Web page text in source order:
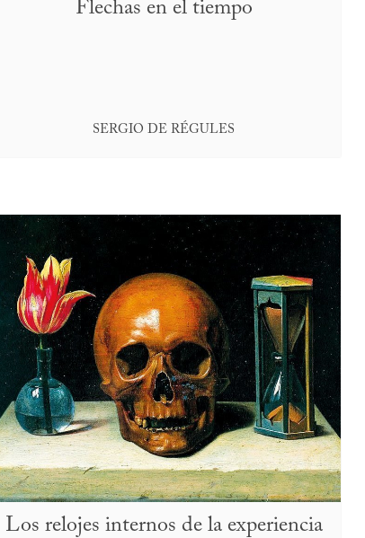
Flechas en el tiempo
SERGIO DE RÉGULES
Los relojes internos de la experiencia